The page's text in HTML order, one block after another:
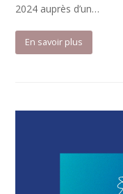
2024 auprès d’un…
En savoir plus